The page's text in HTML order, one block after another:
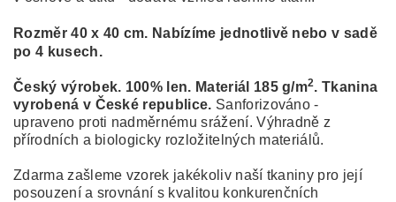
Rozměr 40 x 40 cm. Nabízíme jednotlivě nebo v sadě
po 4 kusech.
Český výrobek. 100% len. Materiál 185 g/m2. Tkanina
vyrobená v České republice. Sanforizováno -
upraveno proti nadměrnému srážení. Výhradně z
přírodních a biologicky rozložitelných materiálů.
Zdarma zašleme vzorek jakékoliv naší tkaniny pro její
posouzení a srovnání s kvalitou konkurenčních